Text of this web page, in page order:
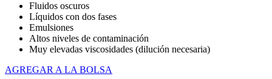
Fluidos oscuros
Líquidos con dos fases
Emulsiones
Altos niveles de contaminación
Muy elevadas viscosidades (dilución necesaria)
AGREGAR A LA BOLSA